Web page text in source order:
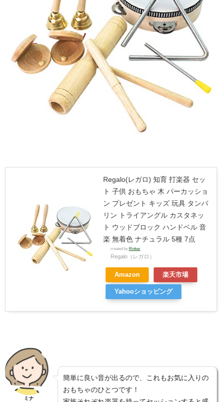
Regalo(レガロ) 知育 打楽器 セッ
ト 子供 おもちゃ 木 パーカッショ
ン プレゼント キッズ 玩具 タンバ
リン トライアングル カスタネッ
ト ウッドブロック ハンドベル 音
楽 無着色 ナチュラル 5種 7点
created byRinker
Regalo（レガロ）
Amazon 楽天市場
Yahooショッピング
ミナ
簡単に良い音が出るので、これもお気に入りの
おもちゃのひとつです！